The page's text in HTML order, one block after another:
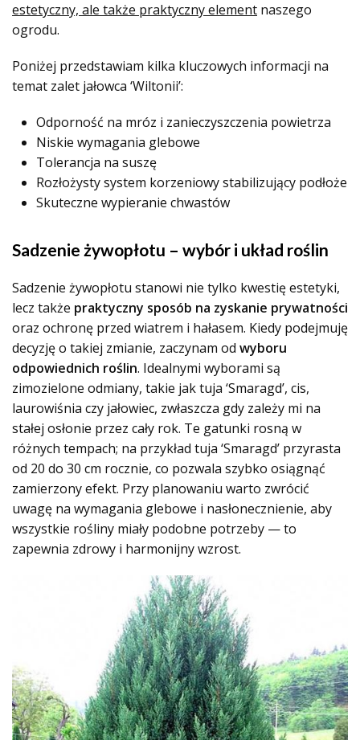
estetyczny, ale także praktyczny element naszego
ogrodu.
Poniżej przedstawiam kilka kluczowych informacji na
temat zalet jałowca ‘Wiltonii’:
Odporność na mróz i zanieczyszczenia powietrza
Niskie wymagania glebowe
Tolerancja na suszę
Rozłożysty system korzeniowy stabilizujący podłoże
Skuteczne wypieranie chwastów
Sadzenie żywopłotu – wybór i układ roślin
Sadzenie żywopłotu stanowi nie tylko kwestię estetyki,
lecz także praktyczny sposób na zyskanie prywatności
oraz ochronę przed wiatrem i hałasem. Kiedy podejmuję
decyzję o takiej zmianie, zaczynam od wyboru
odpowiednich roślin. Idealnymi wyborami są
zimozielone odmiany, takie jak tuja ‘Smaragd’, cis,
laurowiśnia czy jałowiec, zwłaszcza gdy zależy mi na
stałej osłonie przez cały rok. Te gatunki rosną w
różnych tempach; na przykład tuja ‘Smaragd’ przyrasta
od 20 do 30 cm rocznie, co pozwala szybko osiągnąć
zamierzony efekt. Przy planowaniu warto zwrócić
uwagę na wymagania glebowe i nasłonecznienie, aby
wszystkie rośliny miały podobne potrzeby — to
zapewnia zdrowy i harmonijny wzrost.